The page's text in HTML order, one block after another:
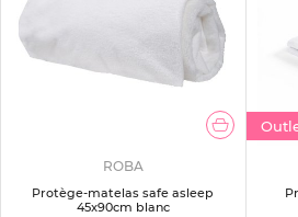
ROBA
Protège-matelas safe asleep
45x90cm blanc